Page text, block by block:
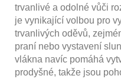
trvanlivé a odolné vůči
je vynikající volbou pro
trvanlivých oděvů,
praní nebo vystavení
vlákna navíc pomáhá
prodyšné, takže jsou